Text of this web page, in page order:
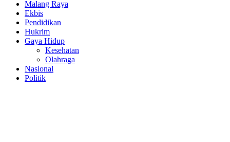
Malang Raya
Ekbis
Pendidikan
Hukrim
Gaya Hidup
Kesehatan
Olahraga
Nasional
Politik